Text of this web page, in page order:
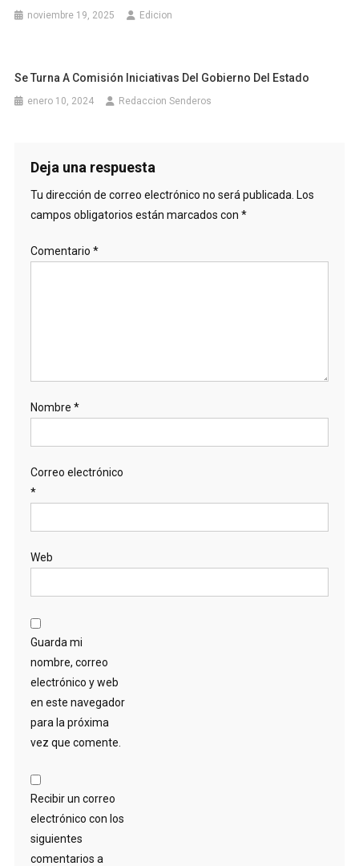
noviembre 19, 2025 Edicion
Se Turna A Comisión Iniciativas Del Gobierno Del Estado
enero 10, 2024 Redaccion Senderos
Deja una respuesta
Tu dirección de correo electrónico no será publicada. Los
campos obligatorios están marcados con *
Comentario *
Nombre *
Correo electrónico
*
Web
Guarda mi
nombre, correo
electrónico y web
en este navegador
para la próxima
vez que comente.
Recibir un correo
electrónico con los
siguientes
comentarios a